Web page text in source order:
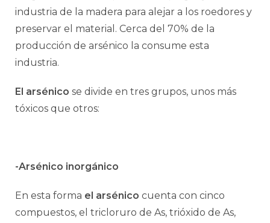
industria de la madera para alejar a los roedores y
preservar el material. Cerca del 70% de la
producción de arsénico la consume esta
industria.
El arsénico se divide en tres grupos, unos más
tóxicos que otros:
-Arsénico inorgánico
En esta forma el arsénico cuenta con cinco
compuestos, el tricloruro de As, trióxido de As,